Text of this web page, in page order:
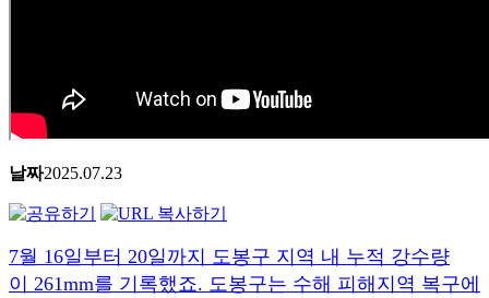
날짜2025.07.23
7월 16일부터 20일까지 도봉구 지역 내 누적 강수량
이 261mm를 기록했죠. 도봉구는 수해 피해지역 복구에